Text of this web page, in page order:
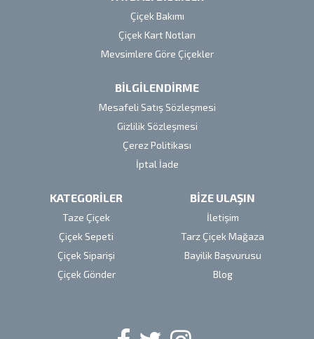
Çiçek Bakımı
Çiçek Kart Notları
Mevsimlere Göre Çiçekler
BİLGİLENDİRME
Mesafeli Satış Sözleşmesi
Gizlilik Sözleşmesi
Çerez Politikası
İptal İade
KATEGORİLER
Taze Çiçek
Çiçek Sepeti
Çiçek Siparişi
Çiçek Gönder
BİZE ULAŞIN
İletişim
Tarz Çiçek Mağaza
Bayilik Başvurusu
Blog